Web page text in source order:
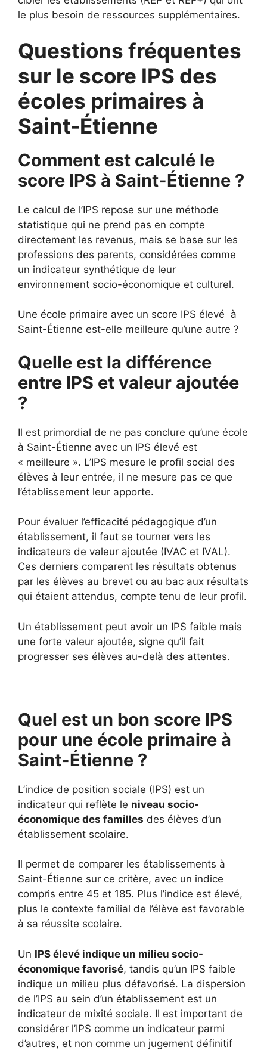
le plus besoin de ressources supplémentaires.
Questions fréquentes
sur le score IPS des
écoles primaires à
Saint-Étienne
Comment est calculé le
score IPS à Saint-Étienne ?
Le calcul de l’IPS repose sur une méthode
statistique qui ne prend pas en compte
directement les revenus, mais se base sur les
professions des parents, considérées comme
un indicateur synthétique de leur
environnement socio-économique et culturel.
Une école primaire avec un score IPS élevé à
Saint-Étienne est-elle meilleure qu’une autre ?
Quelle est la différence
entre IPS et valeur ajoutée
?
Il est primordial de ne pas conclure qu’une école
à Saint-Étienne avec un IPS élevé est
« meilleure ». L’IPS mesure le profil social des
élèves à leur entrée, il ne mesure pas ce que
l’établissement leur apporte.
Pour évaluer l’efficacité pédagogique d’un
établissement, il faut se tourner vers les
indicateurs de valeur ajoutée (IVAC et IVAL).
Ces derniers comparent les résultats obtenus
par les élèves au brevet ou au bac aux résultats
qui étaient attendus, compte tenu de leur profil.
Un établissement peut avoir un IPS faible mais
une forte valeur ajoutée, signe qu’il fait
progresser ses élèves au-delà des attentes.
Quel est un bon score IPS
pour une école primaire à
Saint-Étienne ?
L’indice de position sociale (IPS) est un
indicateur qui reflète le niveau socio-
économique des familles des élèves d’un
établissement scolaire.
Il permet de comparer les établissements à
Saint-Étienne sur ce critère, avec un indice
compris entre 45 et 185. Plus l’indice est élevé,
plus le contexte familial de l’élève est favorable
à sa réussite scolaire.
Un IPS élevé indique un milieu socio-
économique favorisé, tandis qu’un IPS faible
indique un milieu plus défavorisé. La dispersion
de l’IPS au sein d’un établissement est un
indicateur de mixité sociale. Il est important de
considérer l’IPS comme un indicateur parmi
d’autres, et non comme un jugement définitif